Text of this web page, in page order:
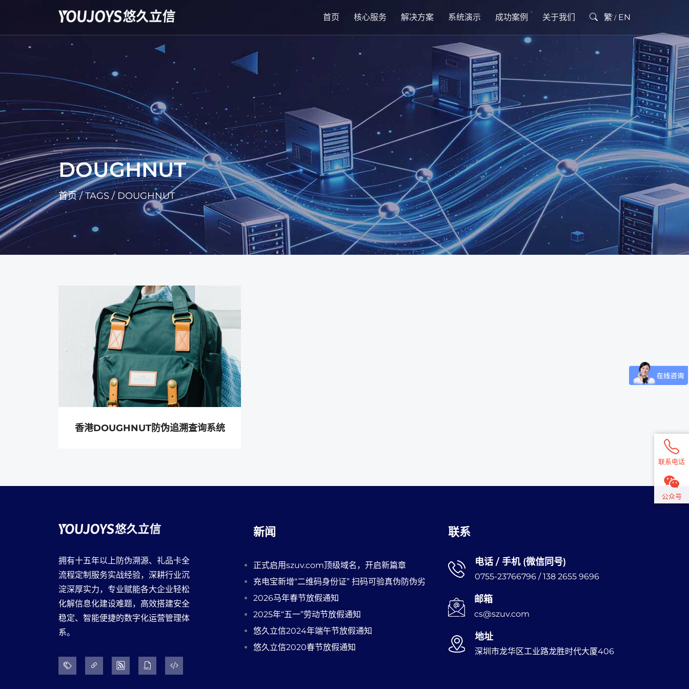
首页 核心服务 解决方案 系统演示 成功案例 关于我们 繁 / EN
DOUGHNUT
首页/TAGS/ DOUGHNUT
香港DOUGHNUT防伪追溯查询系统
拥有十五年以上防伪溯源、礼品卡全
流程定制服务实战经验，深耕行业沉
淀深厚实力，专业赋能各大企业轻松
化解信息化建设难题，高效搭建安全
稳定、智能便捷的数字化运营管理体
系。
新闻
正式启用szuv.com顶级域名，开启新篇章
充电宝新增“二维码身份证” 扫码可验真伪防伪劣
2026马年春节放假通知
2025年“五一”劳动节放假通知
悠久立信2024年端午节放假通知
悠久立信2020春节放假通知
联系
电话 / 手机 (微信同号)
0755-23766796 / 138 2655 9696
邮箱
cs@szuv.com
地址
深圳市龙华区工业路龙胜时代大厦406
联系电话
公众号